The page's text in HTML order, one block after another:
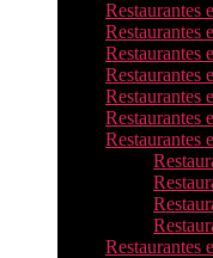
Restaurantes
Restaurantes
Restaurantes
Restaurantes
Restaurantes
Restaurantes
Restaurantes
Restaurantes